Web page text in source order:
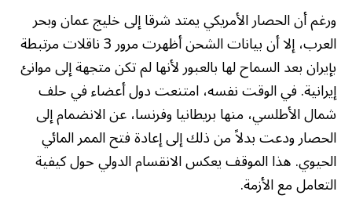
ورغم أن الحصار الأمريكي يمتد شرقا إلى خليج عمان وبحر
العرب، إلا أن بيانات الشحن أظهرت مرور 3 ناقلات مرتبطة
بإيران بعد السماح لها بالعبور لأنها لم تكن متجهة إلى موانئ
إيرانية. في الوقت نفسه، امتنعت دول أعضاء في حلف
شمال الأطلسي، منها بريطانيا وفرنسا، عن الانضمام إلى
الحصار ودعت بدلاً من ذلك إلى إعادة فتح الممر المائي
الحيوي. هذا الموقف يعكس الانقسام الدولي حول كيفية
التعامل مع الأزمة.